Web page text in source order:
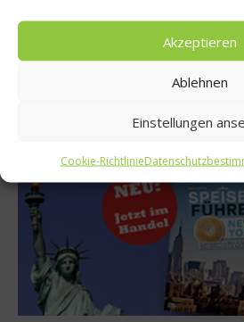
Akzeptieren
Ablehnen
Einstellungen
Cookie-Richtlinie
11.